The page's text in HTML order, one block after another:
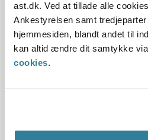
ast.dk. Ved at tillade alle
Ankestyrelsen samt
hjemmesiden, blandt andet til
kan altid ændre dit samtykke via
cookies.
Det forhold, at en kommune
anbragt på et privat tilbud,
pågældende kommune eller
tungtvejende forhold, at